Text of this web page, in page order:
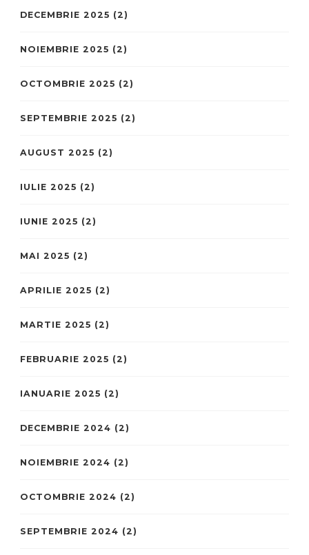
DECEMBRIE 2025 (2)
NOIEMBRIE 2025 (2)
OCTOMBRIE 2025 (2)
SEPTEMBRIE 2025 (2)
AUGUST 2025 (2)
IULIE 2025 (2)
IUNIE 2025 (2)
MAI 2025 (2)
APRILIE 2025 (2)
MARTIE 2025 (2)
FEBRUARIE 2025 (2)
IANUARIE 2025 (2)
DECEMBRIE 2024 (2)
NOIEMBRIE 2024 (2)
OCTOMBRIE 2024 (2)
SEPTEMBRIE 2024 (2)